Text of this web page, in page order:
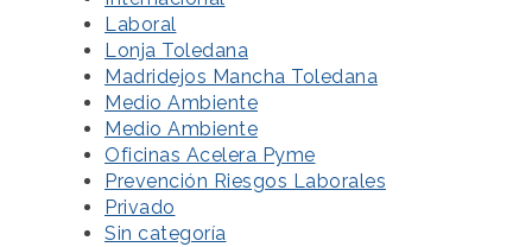
Laboral
Lonja Toledana
Madridejos Mancha Toledana
Medio Ambiente
Medio Ambiente
Oficinas Acelera Pyme
Prevención Riesgos Laborales
Privado
Sin categoría